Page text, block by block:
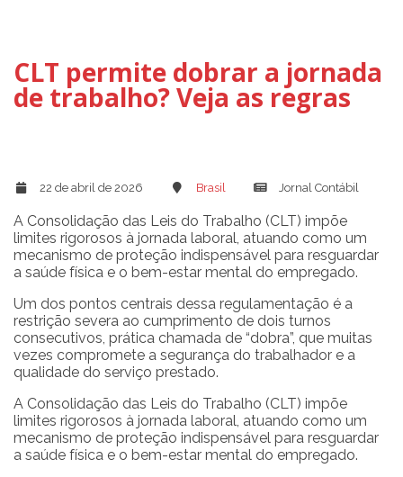
CLT permite dobrar a jornada
de trabalho? Veja as regras
22 de abril de 2026 Brasil Jornal Contábil
A Consolidação das Leis do Trabalho (CLT) impõe
limites rigorosos à jornada laboral, atuando como um
mecanismo de proteção indispensável para resguardar
a saúde física e o bem-estar mental do empregado.
Um dos pontos centrais dessa regulamentação é a
restrição severa ao cumprimento de dois turnos
consecutivos, prática chamada de “dobra”, que muitas
vezes compromete a segurança do trabalhador e a
qualidade do serviço prestado.
A Consolidação das Leis do Trabalho (CLT) impõe
limites rigorosos à jornada laboral, atuando como um
mecanismo de proteção indispensável para resguardar
a saúde física e o bem-estar mental do empregado.